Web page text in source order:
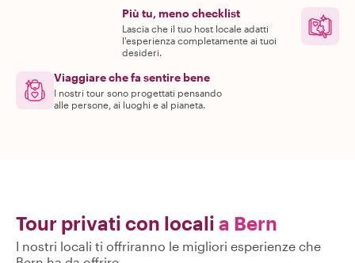
Più tu, meno checklist
Lascia che il tuo host locale adatti
l'esperienza completamente ai tuoi
desideri.
Viaggiare che fa sentire bene
I nostri tour sono progettati pensando
alle persone, ai luoghi e al pianeta.
Tour privati con locali a Bern
I nostri locali ti offriranno le migliori esperienze che